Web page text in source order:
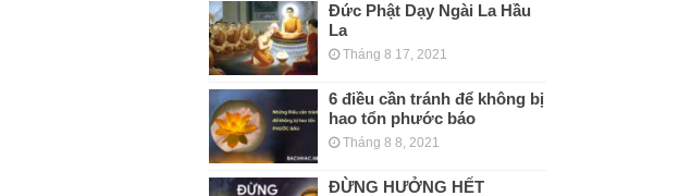
Đức Phật Dạy Ngài La Hầu
La
Tháng 8 17, 2021
6 điều cần tránh để không bị
hao tổn phước báo
Tháng 8 8, 2021
ĐỪNG HƯỞNG HẾT